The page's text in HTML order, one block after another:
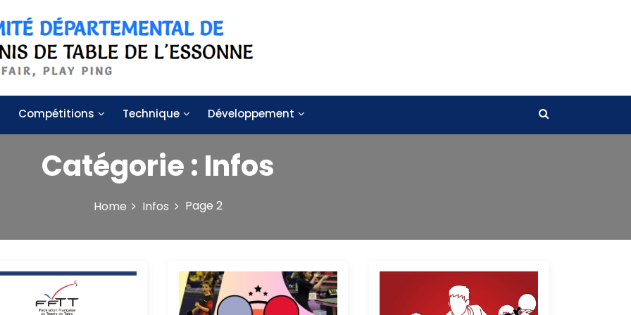
table de l'Essonne
Compétitions Technique Développement
Catégorie : Infos
Home Infos Page 2